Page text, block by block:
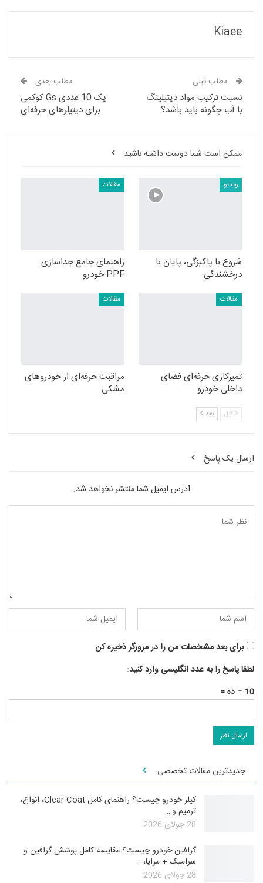
Kiaee
مطلب قبلی
نسبت ترکیب مواد دیتیلینگ
با آب چگونه باید باشد؟
مطلب بعدی
پک 10 عددی Gs کوکمی
برای دیتیلرهای حرفه‌ای
ممکن است شما دوست داشته باشید
ویدیو
شروع با پاکیزگی، پایان با
درخشندگی
مقالات
راهنمای جامع جداسازی
PPF خودرو
مقالات
تمیزکاری حرفه‌ای فضای
داخلی خودرو
مقالات
مراقبت حرفه‌ای از خودروهای
مشکی
قبل بعد
ارسال یک پاسخ
آدرس ایمیل شما منتشر نخواهد شد.
برای بعد مشخصات من را در مرورگر ذخیره کن
لطفا پاسخ را به عدد انگلیسی وارد کنید:
10 − ده =
جدیدترین مقالات تخصصی
کیلر خودرو چیست؟ راهنمای کامل Clear Coat، انواع،
ترمیم و…
28 جولای 2026
گرافین خودرو چیست؟ مقایسه کامل پوشش گرافین و
سرامیک + مزایا،…
28 جولای 2026